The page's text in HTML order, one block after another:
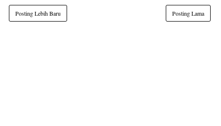
Posting Lebih Baru Posting Lama